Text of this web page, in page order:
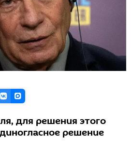
для решения этого
решение